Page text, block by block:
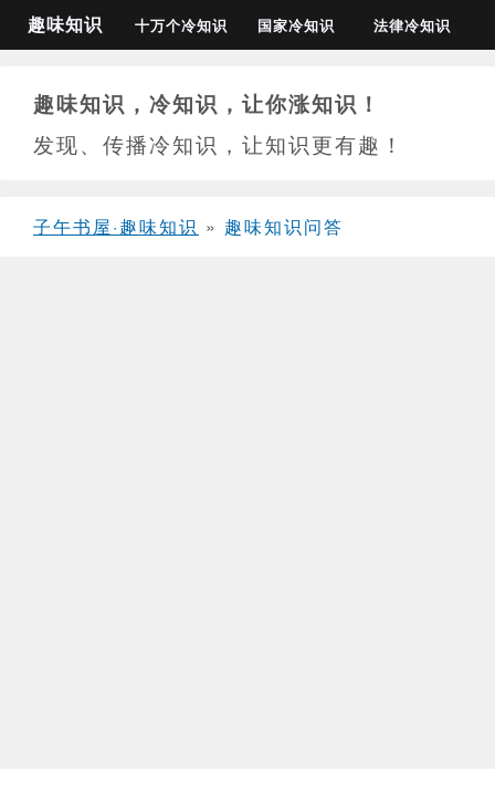
趣味知识 十万个冷知识 国家冷知识 法律冷知识
趣味知识，冷知识，让你涨知识！
发现、传播冷知识，让知识更有趣！
子午书屋·趣味知识 » 趣味知识问答